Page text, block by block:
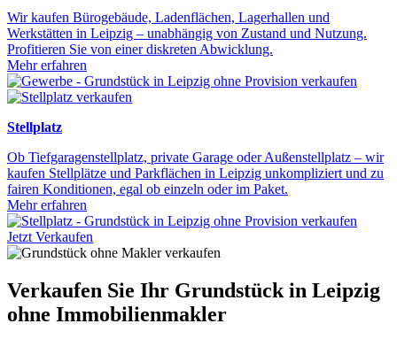
Wir kaufen Bürogebäude, Ladenflächen, Lagerhallen und
Werkstätten in Leipzig – unabhängig von Zustand und Nutzung.
Profitieren Sie von einer diskreten Abwicklung.
Mehr erfahren
Stellplatz
Ob Tiefgaragenstellplatz, private Garage oder Außenstellplatz – wir
kaufen Stellplätze und Parkflächen in Leipzig unkompliziert und zu
fairen Konditionen, egal ob einzeln oder im Paket.
Mehr erfahren
Jetzt Verkaufen
Verkaufen Sie Ihr Grundstück in Leipzig
ohne Immobilienmakler